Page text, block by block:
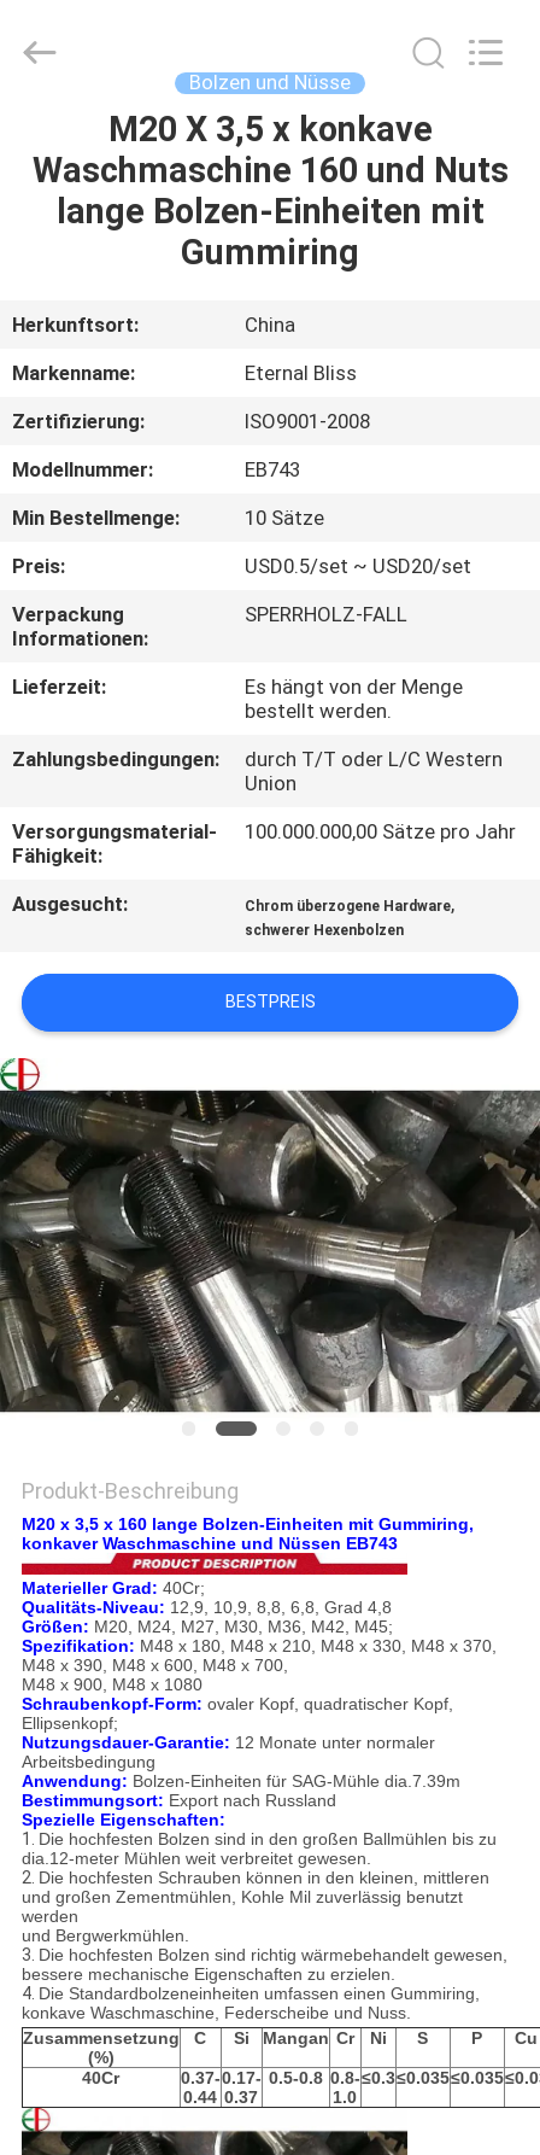
PRODUKTE
ÜBER
FABRIK-
AUSFLUG
QUALITÄTSKONTROLLE
TRETEN
MIT
IN
VERBINDUNG
FORDERN
SIE
EIN
ZITAT
SITEMAP
DATENSCHUTZRICHTLINIE
Forging
Co.,LTD..
Bolzen und Nüsse
M20 X 3,5 x konkave
Waschmaschine 160 und Nuts
lange Bolzen-Einheiten mit
Gummiring
Herkunftsort:
China
Markenname:
Eternal Bliss
Zertifizierung:
ISO9001-2008
Modellnummer:
EB743
Min Bestellmenge:
10 Sätze
Preis:
USD0.5/set ~ USD20/set
Verpackung
Informationen:
SPERRHOLZ-FALL
Lieferzeit:
Es hängt von der Menge
bestellt werden.
Zahlungsbedingungen:
durch T/T oder L/C Western
Union
Versorgungsmaterial-
Fähigkeit:
100.000.000,00 Sätze pro Jahr
Ausgesucht: Chrom überzogene Hardware,
schwerer Hexenbolzen
BESTPREIS
Produkt-Beschreibung
M20 x 3,5 x 160 lange Bolzen-Einheiten mit Gummiring,
konkaver Waschmaschine und Nüssen EB743
Materieller Grad: 40Cr;
Qualitäts-Niveau: 12,9, 10,9, 8,8, 6,8, Grad 4,8
Größen: M20, M24, M27, M30, M36, M42, M45;
Spezifikation: M48 x 180, M48 x 210, M48 x 330, M48 x 370,
M48 x 390, M48 x 600, M48 x 700,
M48 x 900, M48 x 1080
Schraubenkopf-Form: ovaler Kopf, quadratischer Kopf,
Ellipsenkopf;
Nutzungsdauer-Garantie: 12 Monate unter normaler
Arbeitsbedingung
Anwendung: Bolzen-Einheiten für SAG-Mühle dia.7.39m
Bestimmungsort: Export nach Russland
Spezielle Eigenschaften:
1. Die hochfesten Bolzen sind in den großen Ballmühlen bis zu
dia.12-meter Mühlen weit verbreitet gewesen.
2. Die hochfesten Schrauben können in den kleinen, mittleren
und großen Zementmühlen, Kohle Mil zuverlässig benutzt
werden
und Bergwerkmühlen.
3. Die hochfesten Bolzen sind richtig wärmebehandelt gewesen,
bessere mechanische Eigenschaften zu erzielen.
4. Die Standardbolzeneinheiten umfassen einen Gummiring,
konkave Waschmaschine, Federscheibe und Nuss.
Zusammensetzung
(%)
C Si Mangan Cr Ni S P Cu
40Cr
0.37-
0.44
0.17-
0.37
0.5-0.8 0.8-
1.0
≤0.3≤0.035≤0.035